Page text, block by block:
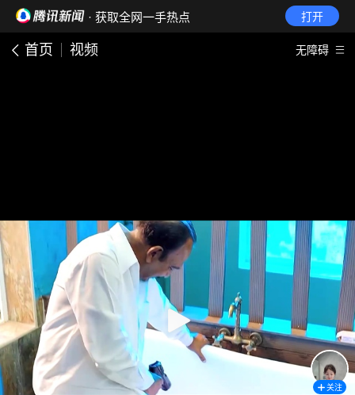
· 获取全网一手热点 打开
首页 视频 无障碍
关注